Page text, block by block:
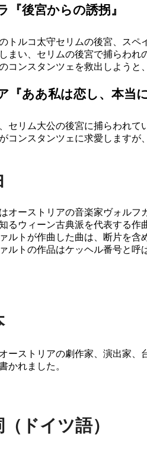
『後宮からの誘拐』
トルコ太守セリムの後宮、ス
まい、セリムの後宮で捕らわれ
コンスタンツェを救出しようと
『ああ私は恋し、本当
セリム大公の後宮に捕らわれて
コンスタンツェに求愛しますが
オーストリアの音楽家ヴォルフ
るウィーン古典派を代表する作
ルトが作曲した曲は、断片を含
ルトの作品はケッヘル番号と呼
ーストリアの劇作家、演出家、
かれました。
ドイツ語）